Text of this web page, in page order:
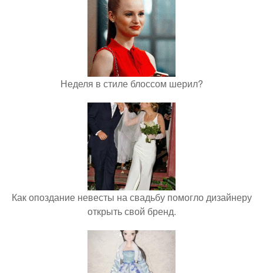
Неделя в стиле блоссом шерил?
Как опоздание невесты на свадьбу помогло дизайнеру
открыть свой бренд.